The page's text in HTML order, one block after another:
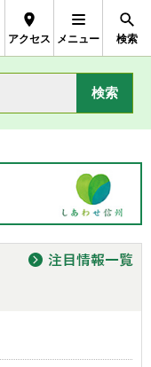
アクセス メニュー 検索